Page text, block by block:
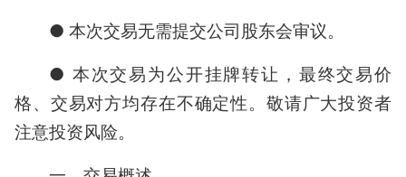
● 本次交易无需提交公司股东会审议。
● 本次交易为公开挂牌转让，最终交易价
格、交易对方均存在不确定性。敬请广大投资者
注意投资风险。